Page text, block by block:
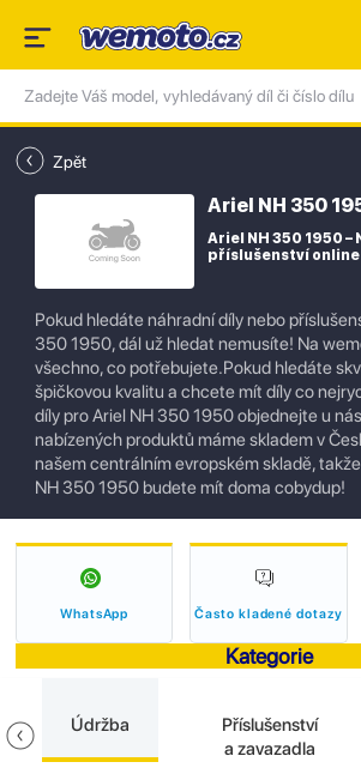
Zpět
Ariel NH 350
Ariel NH 350 1950 –
příslušenství online
Pokud hledáte náhradní díly nebo
350 1950, dál už hledat nemusíte! Na
všechno, co potřebujete.Pokud hledáte
špičkovou kvalitu a chcete mít díly co
díly pro Ariel NH 350 1950 objednejte u
nabízených produktů máme skladem v
našem centrálním evropském skladě,
NH 350 1950 budete mít doma cobydup!
WhatsApp Často kladené dotazy
Kategorie
Údržba
Příslušenství
a zavazadla